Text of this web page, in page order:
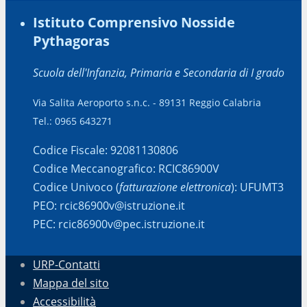
Istituto Comprensivo Nosside
Pythagoras
Scuola dell'Infanzia, Primaria e Secondaria di I grado
Via Salita Aeroporto s.n.c. - 89131 Reggio Calabria
Tel.: 0965 643271
Codice Fiscale: 92081130806
Codice Meccanografico: RCIC86900V
Codice Univoco (fatturazione elettronica): UFUMT3
PEO: rcic86900v@istruzione.it
PEC: rcic86900v@pec.istruzione.it
URP-Contatti
Mappa del sito
Accessibilità